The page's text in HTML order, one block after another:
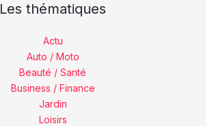
Les thématiques
Actu
Auto / Moto
Beauté / Santé
Business / Finance
Jardin
Loisirs